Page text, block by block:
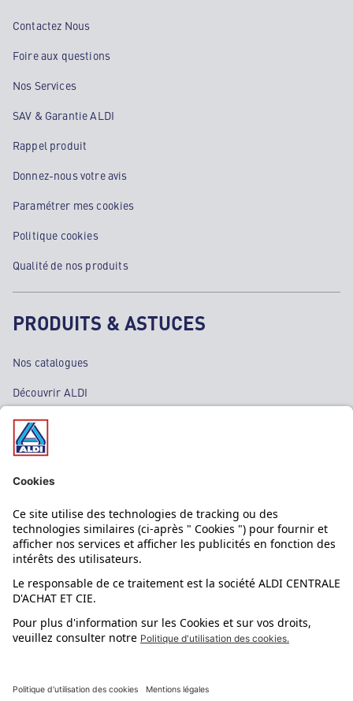
Contactez Nous
Foire aux questions
Nos Services
SAV & Garantie ALDI
Rappel produit
Donnez-nous votre avis
Paramétrer mes cookies
Politique cookies
Qualité de nos produits
PRODUITS & ASTUCES
Nos catalogues
Découvrir ALDI
Nos bons plans
Nos rayons
Nos marques
Nos astuces
Évènements
L'application mobile